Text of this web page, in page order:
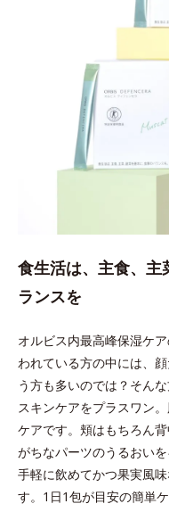
食生活は、主食、主
ランスを
オルビス内最高峰保湿ケ
われている方の中には、
う方も多いのでは？そん
スキンケアをプラスワン
ケアです。頬はもちろん
がちなパーツのうるおい
手軽に飲めてかつ果実風
す。1日1包が目安の簡単